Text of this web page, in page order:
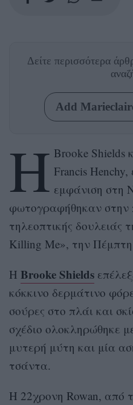
Δείτε περισσότερα
Add
Η Brooke Shields
Francis
εμφάνιση στη
φωτογραφήθηκαν στην
τηλεοπτικής δουλειάς
Killing Me», την
Η Brooke Shields
κόκκινο δερμάτινο
σούρες στο πλάι και
σχέδιο ολοκληρώθηκε
μυτερή μύτη και μία
τσάντα.
Η 22χρονη Rowan, από